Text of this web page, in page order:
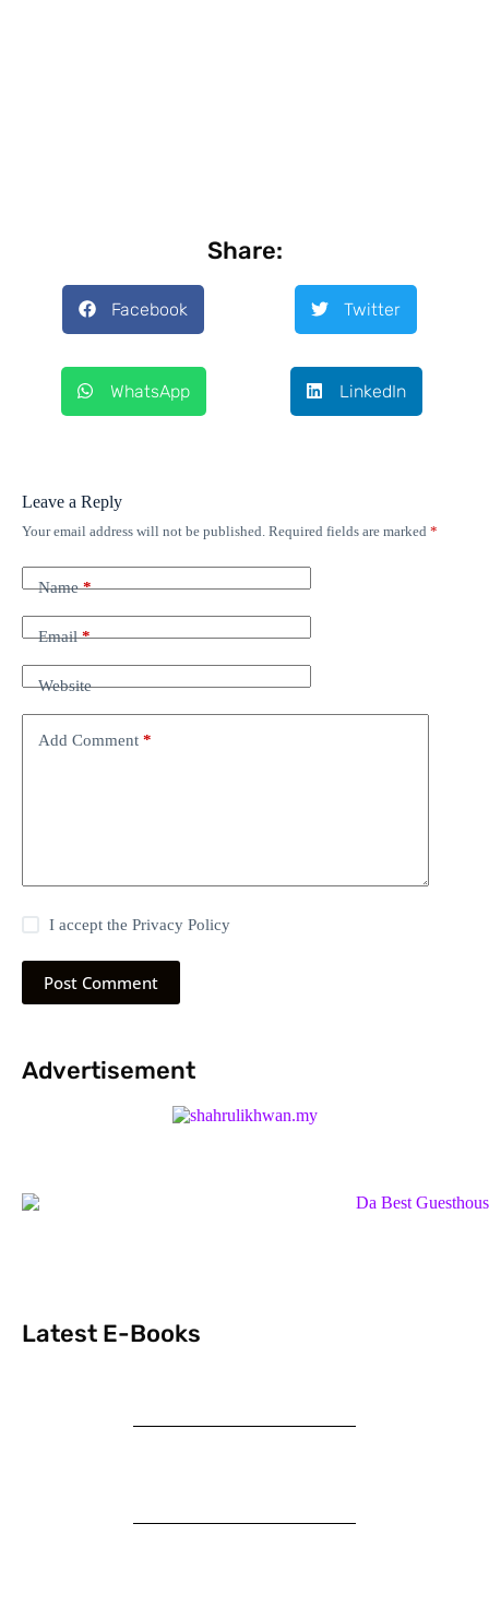
Share:
Facebook Twitter
WhatsApp LinkedIn
Leave a Reply
Your email address will not be published. Required fields are marked *
Name*
Email*
Website
Add Comment *
I accept thePrivacy Policy
Post Comment
Advertisement
Latest E-Books